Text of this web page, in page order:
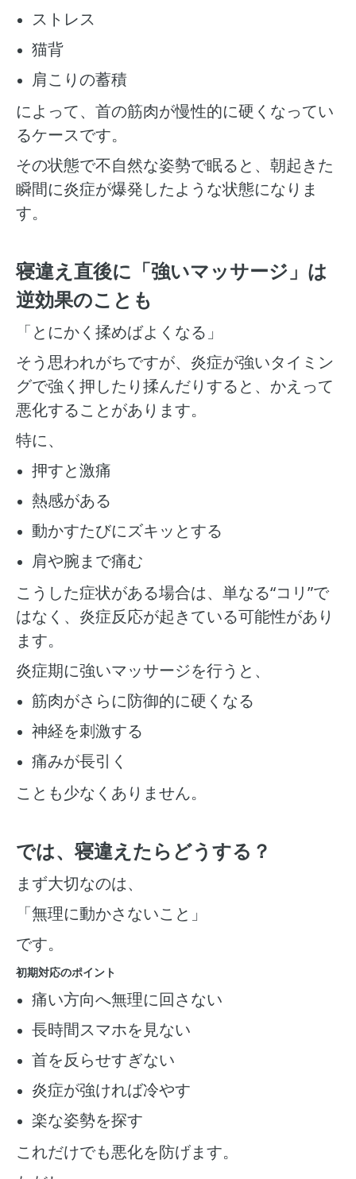
ストレス
猫背
肩こりの蓄積
によって、首の筋肉が慢性的に硬くなってい
るケースです。
その状態で不自然な姿勢で眠ると、朝起きた
瞬間に炎症が爆発したような状態になりま
す。
寝違え直後に「強いマッサージ」は
逆効果のことも
「とにかく揉めばよくなる」
そう思われがちですが、炎症が強いタイミン
グで強く押したり揉んだりすると、かえって
悪化することがあります。
特に、
押すと激痛
熱感がある
動かすたびにズキッとする
肩や腕まで痛む
こうした症状がある場合は、単なる“コリ”で
はなく、炎症反応が起きている可能性があり
ます。
炎症期に強いマッサージを行うと、
筋肉がさらに防御的に硬くなる
神経を刺激する
痛みが長引く
ことも少なくありません。
では、寝違えたらどうする？
まず大切なのは、
「無理に動かさないこと」
です。
初期対応のポイント
痛い方向へ無理に回さない
長時間スマホを見ない
首を反らせすぎない
炎症が強ければ冷やす
楽な姿勢を探す
これだけでも悪化を防げます。